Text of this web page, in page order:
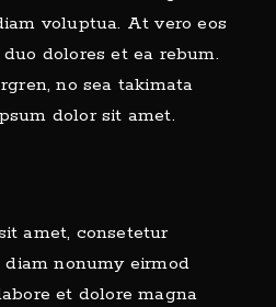
voluptua. At vero eos
dolores et ea rebum.
no sea takimata
dolor sit amet.
amet, consetetur
nonumy eirmod
et dolore magna